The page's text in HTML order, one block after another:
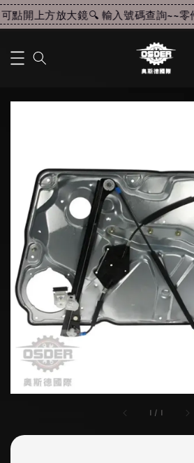
點開上方放大鏡🔍 輸入號碼查詢~~零
1 / 1